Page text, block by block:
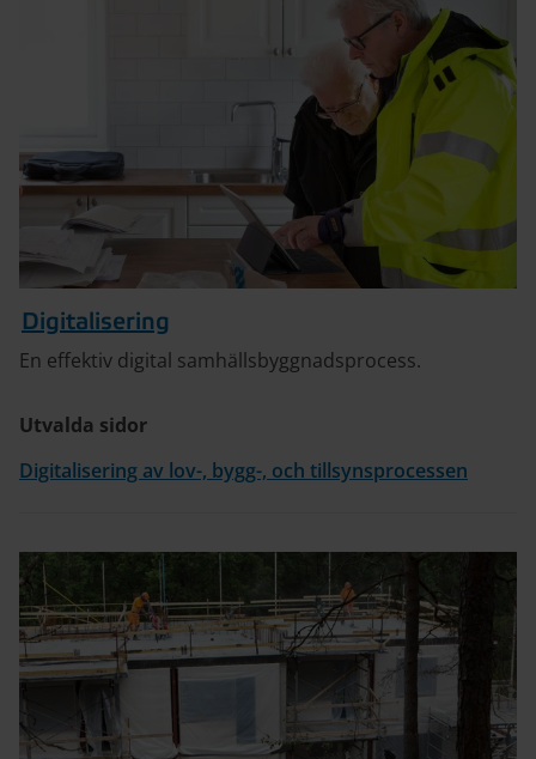
Digitalisering
En effektiv digital samhällsbyggnadsprocess.
Utvalda sidor
Digitalisering av lov-, bygg-, och tillsynsprocessen